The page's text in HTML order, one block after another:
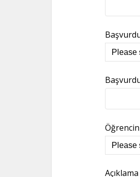
Açıklama